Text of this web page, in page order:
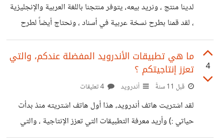
أريد المبالغة، بل أريد أن أخرج ما بداخلي فقط. بدأت بطريقة
جاهلية ، والتي تتعمد البكاء على الأطلال، لكن
لدينا منتج ، ونريد بيعه، يتوفر منتجنا باللغة العربية والإنجليزية
، لقد قمنا بطرح نسخة عربية في أسناد ، ونحتاج أيضاً لطرح
نسخة أجنبية تستهدف الأجانب. ما هي المتاجر الأجنبية
المشهورة والتي تتوفر على طريقة مضمونة لتحويل الأرباح ؟
ملاحظة: أريدها مثل أسناد ، وليس متاجر مثل ThemeForest
4
ما هي تطبيقات الأندرويد المفضلة عندكم، والتي
تعزز إنتاجيتكم ؟
قبل 11 سنةً أندرويد
لقد اشتريت هاتف أندرويد، هذا أول هاتف اشتريته منذ بدأت
حياتي :) وأريد معرفة التطبيقات التي تعزز الإنتاجية ، والتي